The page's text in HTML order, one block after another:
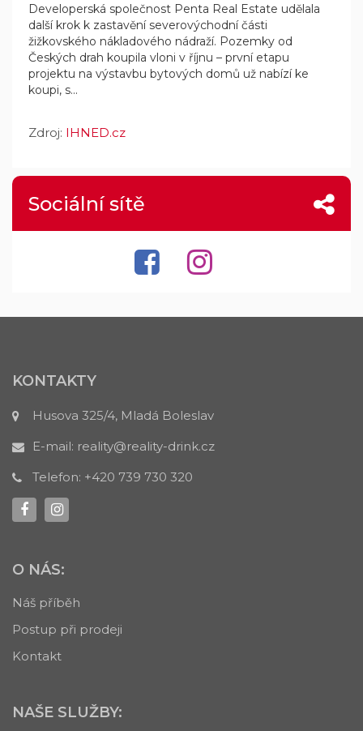
Developerská společnost Penta Real Estate udělala
další krok k zastavění severovýchodní části
žižkovského nákladového nádraží. Pozemky od
Českých drah koupila vloni v říjnu – první etapu
projektu na výstavbu bytových domů už nabízí ke
koupi, s...
Zdroj: IHNED.cz
Sociální sítě
KONTAKTY
Husova 325/4, Mladá Boleslav
E-mail: reality@reality-drink.cz
Telefon: +420 739 730 320
O NÁS:
Náš příběh
Postup při prodeji
Kontakt
NAŠE SLUŽBY: